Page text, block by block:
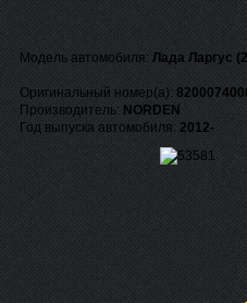
Модель автомобиля: Лада Ларгус
Оригинальный номер(а):
Производитель: NORDEN
Год выпуска автомобиля: 2012-